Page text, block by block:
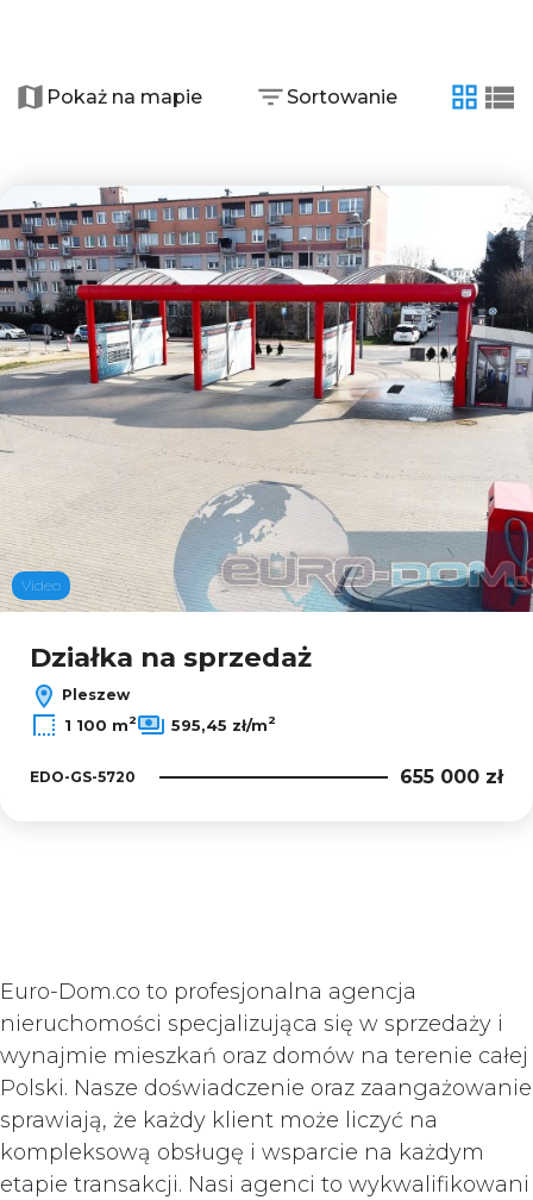
−
Leaflet
Pokaż na mapie Sortowanie
tabela
Video
Działka na sprzedaż
Pleszew
1 100 m2 595,45 zł/m2
EDO-GS-5720 655 000 zł
Euro-Dom.co to profesjonalna agencja
nieruchomości specjalizująca się w sprzedaży i
wynajmie mieszkań oraz domów na terenie całej
Polski. Nasze doświadczenie oraz zaangażowanie
sprawiają, że każdy klient może liczyć na
kompleksową obsługę i wsparcie na każdym
etapie transakcji. Nasi agenci to wykwalifikowani